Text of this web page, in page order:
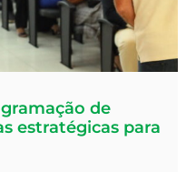
de
estratégicas para